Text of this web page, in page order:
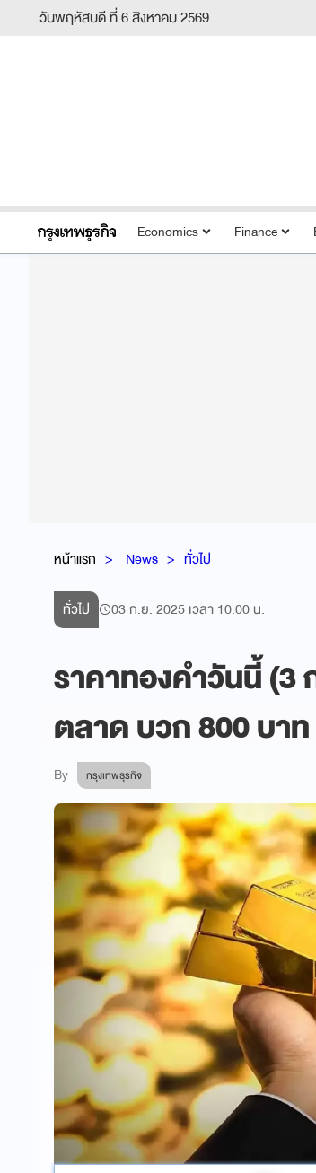
วันพฤหัสบดี ที่ 6 สิงหาคม 2569
Economics Finance
หน้าแรก News ทั่วไป
ทั่วไป 03 ก.ย. 2025 เวลา 10:00 น.
ราคาทองคำวันนี้ (3
ตลาด บวก 800 บาท
By กรุงเทพธุรกิจ